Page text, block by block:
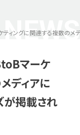
NEWS
ィングに関連する複数のメ
マーケ
ディアに
が掲載され